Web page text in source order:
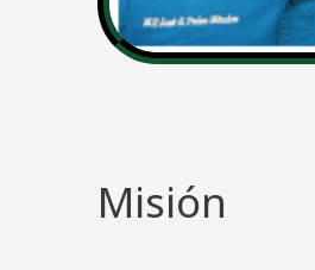
Misión